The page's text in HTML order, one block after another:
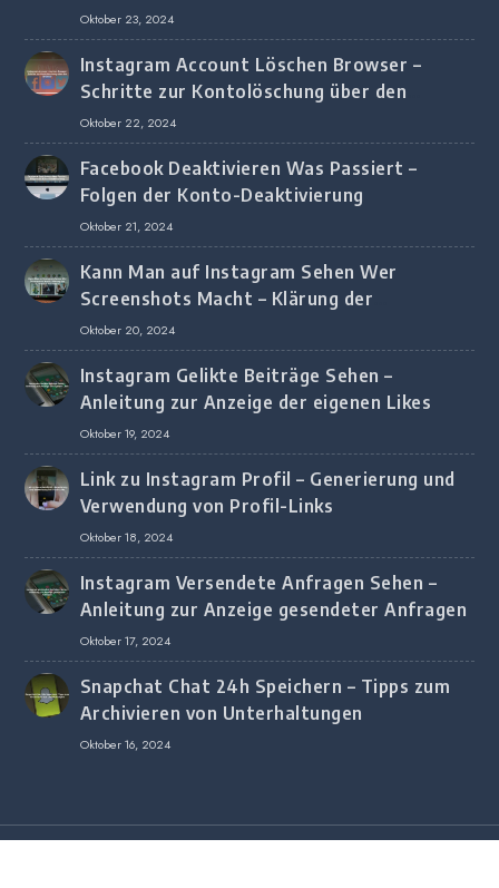
Oktober 23, 2024
Instagram Account Löschen Browser –
Schritte zur Kontolöschung über den
Browser
Oktober 22, 2024
Facebook Deaktivieren Was Passiert –
Folgen der Konto-Deaktivierung
Oktober 21, 2024
Kann Man auf Instagram Sehen Wer
Screenshots Macht – Klärung der
Screenshot-Erkennung
Oktober 20, 2024
Instagram Gelikte Beiträge Sehen –
Anleitung zur Anzeige der eigenen Likes
Oktober 19, 2024
Link zu Instagram Profil – Generierung und
Verwendung von Profil-Links
Oktober 18, 2024
Instagram Versendete Anfragen Sehen –
Anleitung zur Anzeige gesendeter Anfragen
Oktober 17, 2024
Snapchat Chat 24h Speichern – Tipps zum
Archivieren von Unterhaltungen
Oktober 16, 2024